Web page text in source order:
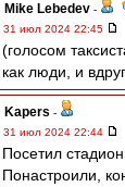
Mike Lebedev -
31 июл 2024 22:45
(голосом
как люди, и
Kapers -
31 июл 2024 22:44
Посетил
Понастроили,